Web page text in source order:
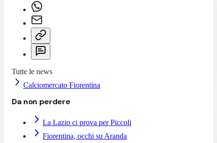
Tutte le news
Calciomercato Fiorentina
Da non perdere
La Lazio ci prova per Piccoli
Fiorentina, occhi su Aranda